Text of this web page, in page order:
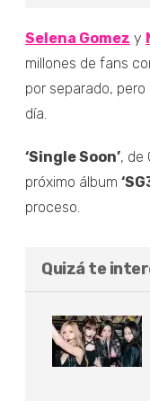
Selena Gomez y
millones de fans
por separado,
día.
‘Single Soon’, de
próximo álbum
proceso.
Quizá te